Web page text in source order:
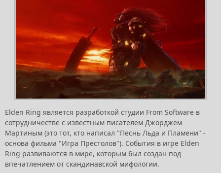
Elden Ring является разработкой студии From Software в
сотрудничестве с известным писателем Джорджем
Мартиным (это тот, кто написал "Песнь Льда и Пламени" -
основа фильма "Игра Престолов"). События в игре Elden
Ring развиваются в мире, которым был создан под
впечатлением от скандинавской мифологии.